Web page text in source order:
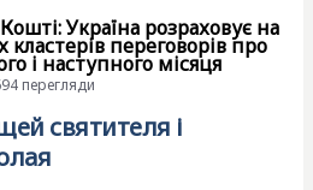
Україна розраховує на
кластерів переговорів про
і наступного місяця
перегляди
святителя і